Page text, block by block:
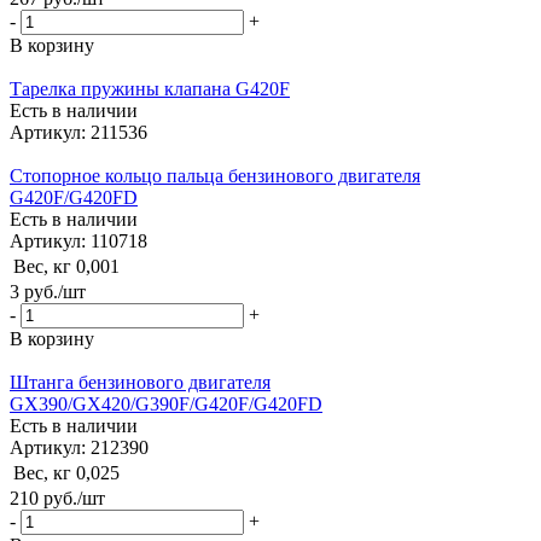
-
+
В корзину
Тарелка пружины клапана G420F
Есть в наличии
Артикул: 211536
Стопорное кольцо пальца бензинового двигателя
G420F/G420FD
Есть в наличии
Артикул: 110718
Вес, кг 0,001
3 руб./шт
-
+
В корзину
Штанга бензинового двигателя
GX390/GX420/G390F/G420F/G420FD
Есть в наличии
Артикул: 212390
Вес, кг 0,025
210 руб./шт
-
+